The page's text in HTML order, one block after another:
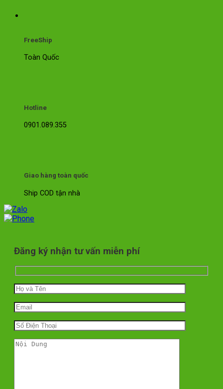
FreeShip
Toàn Quốc
Hotline
0901.089.355
Giao hàng toàn quốc
Ship COD tận nhà
Đăng ký nhận tư vấn miễn phí